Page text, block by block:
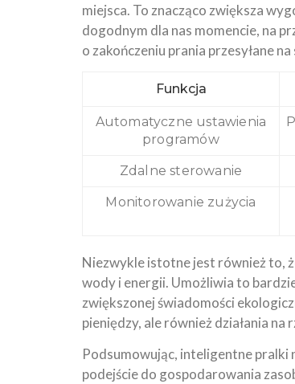
miejsca. To znacząco zwiększa
dogodnym dla nas momencie, na
o zakończeniu prania przesyłane
Funkcja
Automatyczne ustawienia
programów
Zdalne sterowanie
Monitorowanie zużycia
Niezwykle istotne jest również to,
wody i energii. Umożliwia to
zwiększonej świadomości
pieniędzy, ale również działania
Podsumowując, inteligentne pralki
podejście do gospodarowania